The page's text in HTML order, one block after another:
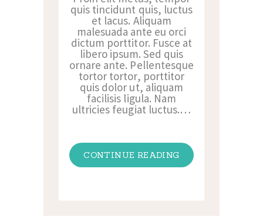
quis tincidunt quis, luctus
et lacus. Aliquam
malesuada ante eu orci
dictum porttitor. Fusce at
libero ipsum. Sed quis
ornare ante. Pellentesque
tortor tortor, porttitor
quis dolor ut, aliquam
facilisis ligula. Nam
ultricies feugiat luctus.…
CONTINUE READING